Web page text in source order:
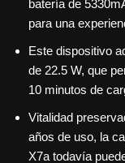
batería de
para una
Este dispositivo
de 22.5 W, que
10 minutos de
Vitalidad
años de uso, la
X7a todavía